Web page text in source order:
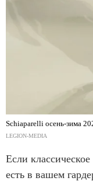
Schiaparelli осень-зима
LEGION-MEDIA
Если
есть в вашем